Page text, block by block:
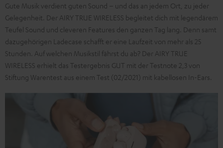
Gute Musik verdient guten Sound – und das an jedem Ort, zu jeder
Gelegenheit. Der AIRY TRUE WIRELESS begleitet dich mit legendärem
Teufel Sound und cleveren Features den ganzen Tag lang. Denn samt
dazugehörigen Ladecase schafft er eine Laufzeit von mehr als 25
Stunden. Auf welchen Musikstil fährst du ab? Der AIRY TRUE
WIRELESS erhielt das Testergebnis GUT mit der Testnote 2,3 von
Stiftung Warentest aus einem Test (02/2021) mit kabellosen In-Ears.